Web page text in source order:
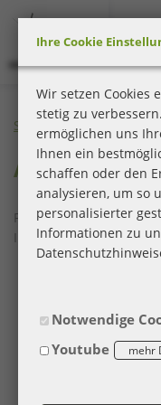
Zum
Inhalt
Anmelden
Anmelden
Zur
Navigation
Zur
Startseite
|
BEESITE
WL
EDITION
-
milch
&
Startseite Anmelden
Ihre Cookie
Wir setzen Cookies
stetig zu
ermöglichen uns
Ihnen ein
schaffen oder den
analysieren, um so
personalisierter
Informationen zu
Notwendige
Youtube
Anmelden
Registrieren lohnt sich!
Ihrem Karriereportal:
sich über den
Ihre E-Mail-
verwalten